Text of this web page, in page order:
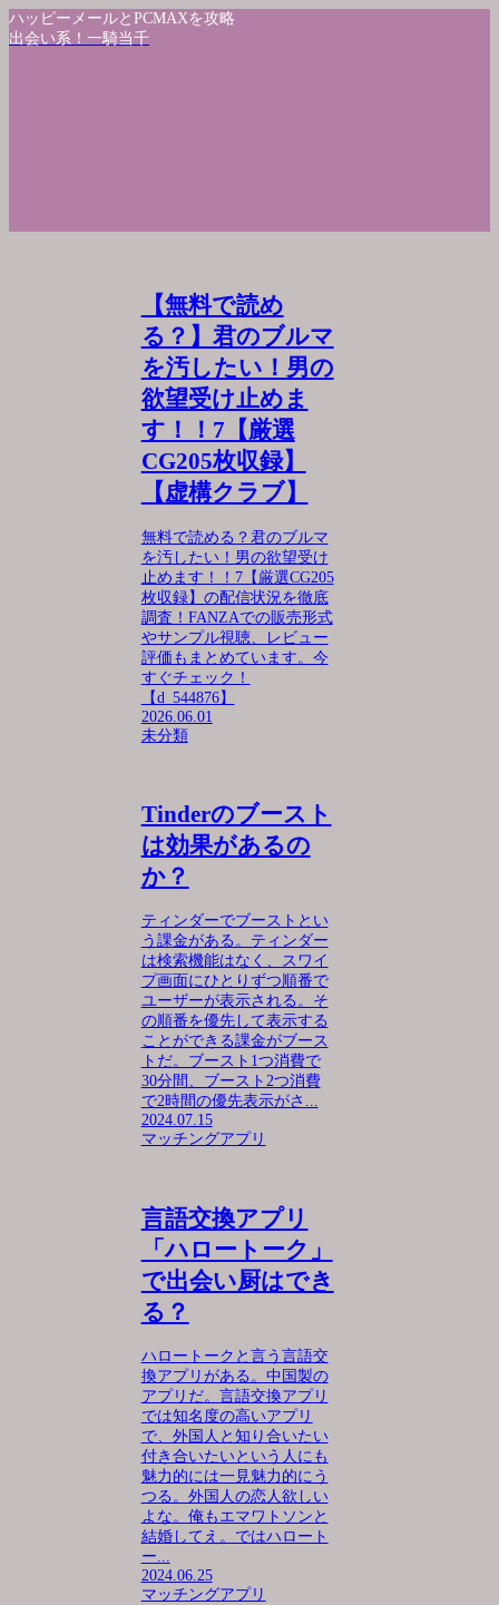
ハッピーメールとPCMAXを攻略
出会い系！一騎当千
【無料で読め
る？】君のブルマ
を汚したい！男の
欲望受け止めま
す！！7【厳選
CG205枚収録】
【虚構クラブ】
無料で読める？君のブルマ
を汚したい！男の欲望受け
止めます！！7【厳選CG205
枚収録】の配信状況を徹底
調査！FANZAでの販売形式
やサンプル視聴、レビュー
評価もまとめています。今
すぐチェック！
【d_544876】
2026.06.01
未分類
Tinderのブースト
は効果があるの
か？
ティンダーでブーストとい
う課金がある。ティンダー
は検索機能はなく、スワイ
プ画面にひとりずつ順番で
ユーザーが表示される。そ
の順番を優先して表示する
ことができる課金がブース
トだ。ブースト1つ消費で
30分間、ブースト2つ消費
で2時間の優先表示がさ...
2024.07.15
マッチングアプリ
言語交換アプリ
「ハロートーク」
で出会い厨はでき
る？
ハロートークと言う言語交
換アプリがある。中国製の
アプリだ。言語交換アプリ
では知名度の高いアプリ
で、外国人と知り合いたい
付き合いたいという人にも
魅力的には一見魅力的にう
つる。外国人の恋人欲しい
よな。俺もエマワトソンと
結婚してえ。ではハロート
ー...
2024.06.25
マッチングアプリ